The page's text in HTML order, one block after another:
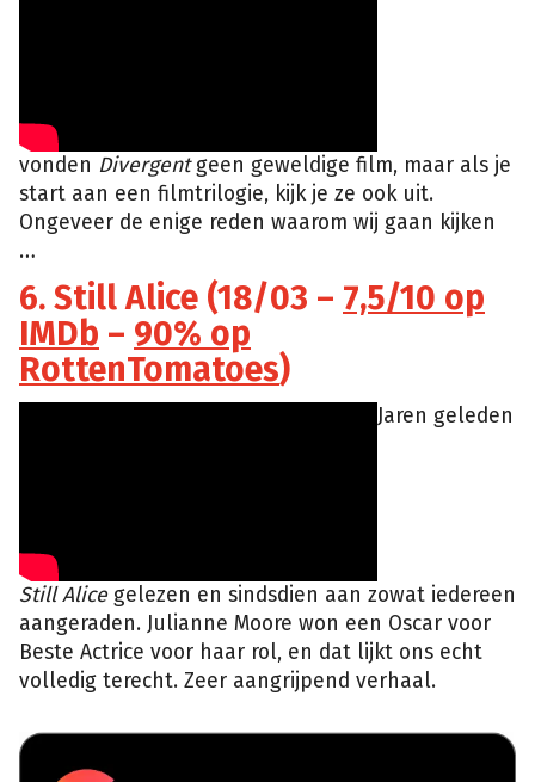
vonden Divergentgeen geweldige film, maar als je
start aan een filmtrilogie, kijk je ze ook uit.
Ongeveer de enige reden waarom wij gaan kijken
…
6. Still Alice (18/03 – 7,5/10 op
IMDb – 90% op
RottenTomatoes)
Jaren geleden
Still Alicegelezen en sindsdien aan zowat iedereen
aangeraden. Julianne Moore won een Oscar voor
Beste Actrice voor haar rol, en dat lijkt ons echt
volledig terecht. Zeer aangrijpend verhaal.